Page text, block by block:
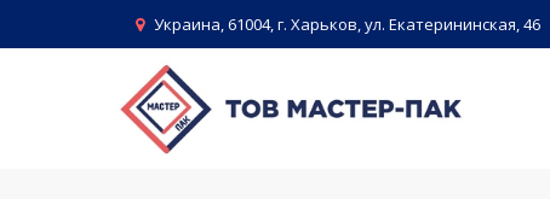
Украина, 61004, г. Харьков, ул. Екатерининская, 46